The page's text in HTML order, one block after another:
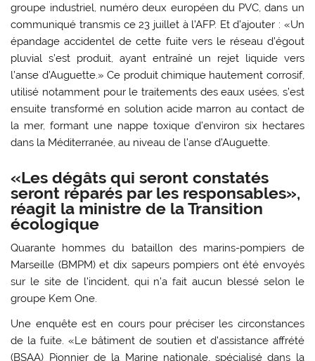
groupe industriel, numéro deux européen du PVC, dans un
communiqué transmis ce 23 juillet à l’AFP. Et d’ajouter : «Un
épandage accidentel de cette fuite vers le réseau d’égout
pluvial s’est produit, ayant entraîné un rejet liquide vers
l’anse d’Auguette.» Ce produit chimique hautement corrosif,
utilisé notamment pour le traitements des eaux usées, s’est
ensuite transformé en solution acide marron au contact de
la mer, formant une nappe toxique d’environ six hectares
dans la Méditerranée, au niveau de l’anse d’Auguette.
«Les dégâts qui seront constatés
seront réparés par les responsables»,
réagit la ministre de la Transition
écologique
Quarante hommes du bataillon des marins-pompiers de
Marseille (BMPM) et dix sapeurs pompiers ont été envoyés
sur le site de l’incident, qui n’a fait aucun blessé selon le
groupe Kem One.
Une enquête est en cours pour préciser les circonstances
de la fuite. «Le bâtiment de soutien et d’assistance affrété
(BSAA) Pionnier de la Marine nationale, spécialisé dans la